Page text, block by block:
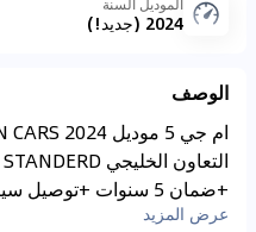
2024 (جديد!)
الوصف
+ضمان 5 سنوات +توصيل سيار....
عرض المزيد